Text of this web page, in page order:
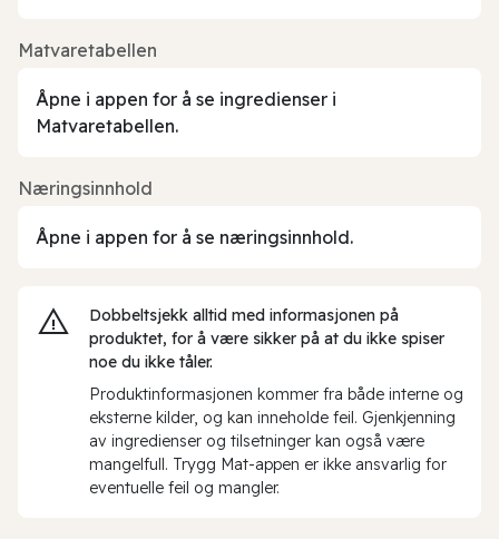
Matvaretabellen
Åpne i appen for å se ingredienser i
Matvaretabellen.
Næringsinnhold
Åpne i appen for å se næringsinnhold.
Dobbeltsjekk alltid med informasjonen på
produktet, for å være sikker på at du ikke spiser
noe du ikke tåler.
Produktinformasjonen kommer fra både interne og
eksterne kilder, og kan inneholde feil. Gjenkjenning
av ingredienser og tilsetninger kan også være
mangelfull. Trygg Mat-appen er ikke ansvarlig for
eventuelle feil og mangler.